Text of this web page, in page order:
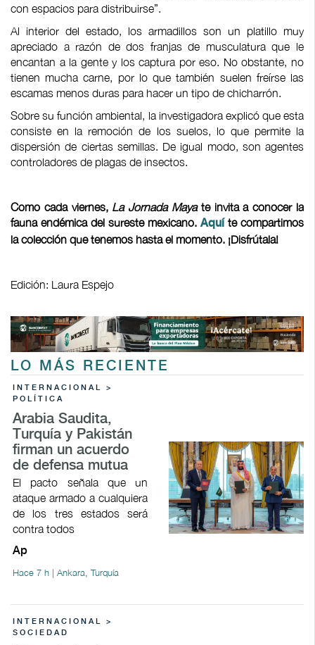
con espacios para distribuirse”.
Al interior del estado, los armadillos son un platillo muy
apreciado a razón de dos franjas de musculatura que le
encantan a la gente y los captura por eso. No obstante, no
tienen mucha carne, por lo que también suelen freírse las
escamas menos duras para hacer un tipo de chicharrón.
Sobre su función ambiental, la investigadora explicó que esta
consiste en la remoción de los suelos, lo que permite la
dispersión de ciertas semillas. De igual modo, son agentes
controladores de plagas de insectos.
Como cada viernes, La Jornada Mayate invita a conocer la
fauna endémica del sureste mexicano. Aquíte compartimos
la colección que tenemos hasta el momento. ¡Disfrútala!
Edición: Laura Espejo
LO MÁS RECIENTE
INTERNACIONAL >
POLÍTICA
Arabia Saudita,
Turquía y Pakistán
firman un acuerdo
de defensa mutua
El pacto señala que un
ataque armado a cualquiera
de los tres estados será
contra todos
Ap
Hace 7 h | Ankara, Turquía
INTERNACIONAL >
SOCIEDAD